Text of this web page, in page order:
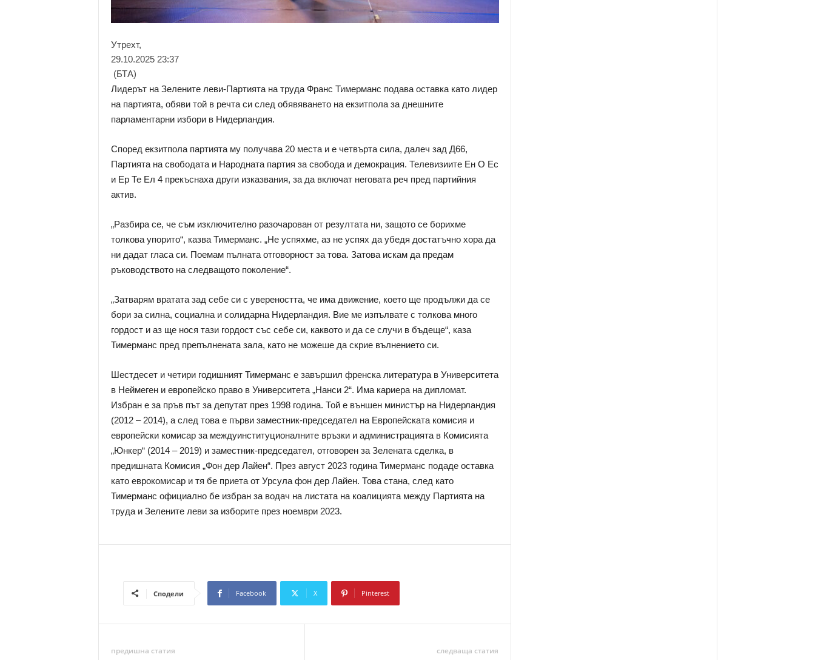
Утрехт,
29.10.2025 23:37
(БТА)
Лидерът на Зелените леви-Партията на труда Франс Тимерманс подава оставка като лидер
на партията, обяви той в речта си след обявяването на екзитпола за днешните
парламентарни избори в Нидерландия.
Според екзитпола партията му получава 20 места и е четвърта сила, далеч зад Д66,
Партията на свободата и Народната партия за свобода и демокрация. Телевизиите Ен О Ес
и Ер Те Ел 4 прекъснаха други изказвания, за да включат неговата реч пред партийния
актив.
„Разбира се, че съм изключително разочарован от резултата ни, защото се борихме
толкова упорито“, казва Тимерманс. „Не успяхме, аз не успях да убедя достатъчно хора да
ни дадат гласа си. Поемам пълната отговорност за това. Затова искам да предам
ръководството на следващото поколение“.
„Затварям вратата зад себе си с увереността, че има движение, което ще продължи да се
бори за силна, социална и солидарна Нидерландия. Вие ме изпълвате с толкова много
гордост и аз ще нося тази гордост със себе си, каквото и да се случи в бъдеще“, каза
Тимерманс пред препълнената зала, като не можеше да скрие вълнението си.
Шестдесет и четири годишният Тимерманс е завършил френска литература в Университета
в Неймеген и европейско право в Университета „Нанси 2“. Има кариера на дипломат.
Избран е за пръв път за депутат през 1998 година. Той е външен министър на Нидерландия
(2012 – 2014), а след това е първи заместник-председател на Европейската комисия и
европейски комисар за междуинституционалните връзки и администрацията в Комисията
„Юнкер“ (2014 – 2019) и заместник-председател, отговорен за Зелената сделка, в
предишната Комисия „Фон дер Лайен“. През август 2023 година Тимерманс подаде оставка
като еврокомисар и тя бе приета от Урсула фон дер Лайен. Това стана, след като
Тимерманс официално бе избран за водач на листата на коалицията между Партията на
труда и Зелените леви за изборите през ноември 2023.
Сподели Facebook X Pinterest
предишна статия следваща статия